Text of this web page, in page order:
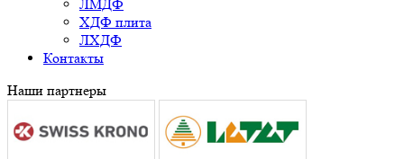
ЛМДФ
ХДФ плита
ЛХДФ
Контакты
Наши партнеры